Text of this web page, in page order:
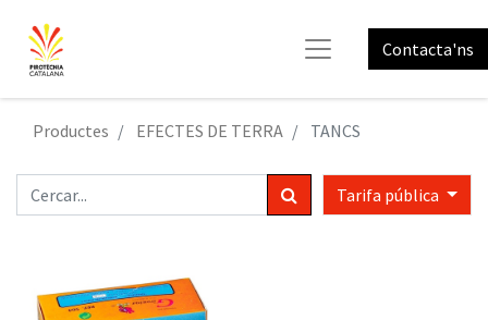
Contacta'ns
Productes EFECTES DE TERRA TANCS
Tarifa pública